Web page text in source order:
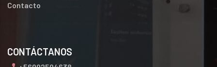
Contacto
CONTÁCTANOS